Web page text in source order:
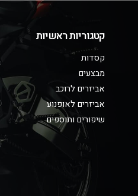
קטגוריות ראשיות
קסדות
מבצעים
אביזרים לרוכב
אביזרים לאופנוע
שיפורים ותוספים